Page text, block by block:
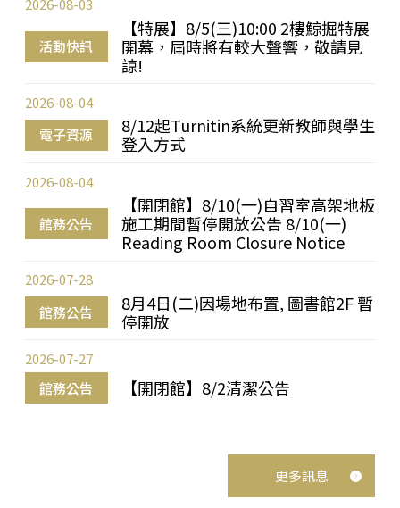
活動快訊
【特展】8/5(三)10:00 2樓鯨掘特展
開幕，屆時將有較大聲響，敬請見
諒!
2026-08-03
電子資源
8/12起Turnitin系統更新教師與學生
登入方式
2026-08-04
館務公告
【開閉館】8/10(一)自習室高架地板
施工期間暫停開放公告 8/10(一)
Reading Room Closure Notice
2026-08-04
館務公告
8月4日(二)因場地布置, 圖書館2F 暫
停開放
2026-07-28
館務公告 【開閉館】8/2清潔公告
2026-07-27
更多訊息